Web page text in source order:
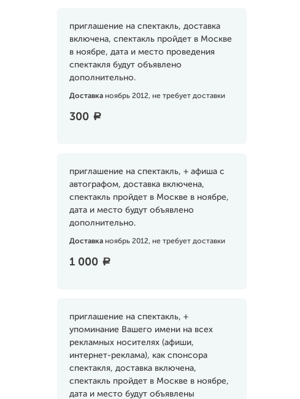
приглашение на спектакль, доставка
включена, спектакль пройдет в Москве
в ноябре, дата и место проведения
спектакля будут объявлено
дополнительно.
Доставка ноябрь 2012, не требует доставки
300 a
приглашение на спектакль, + афиша с
автографом, доставка включена,
спектакль пройдет в Москве в ноябре,
дата и место будут объявлено
дополнительно.
Доставка ноябрь 2012, не требует доставки
1 000 a
приглашение на спектакль, +
упоминание Вашего имени на всех
рекламных носителях (афиши,
интернет-реклама), как спонсора
спектакля, доставка включена,
спектакль пройдет в Москве в ноябре,
дата и место будут объявлены